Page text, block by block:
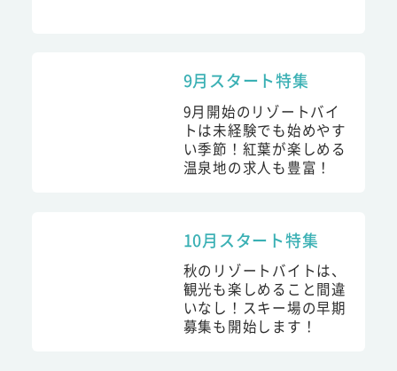
9月スタート特集
9月開始のリゾートバイ
トは未経験でも始めやす
い季節！紅葉が楽しめる
温泉地の求人も豊富！
10月スタート特集
秋のリゾートバイトは、
観光も楽しめること間違
いなし！スキー場の早期
募集も開始します！